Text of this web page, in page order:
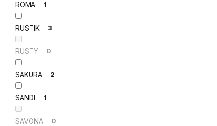
ROMA 1
RUSTIK 3
RUSTY 0
SAKURA 2
SANDI 1
SAVONA 0